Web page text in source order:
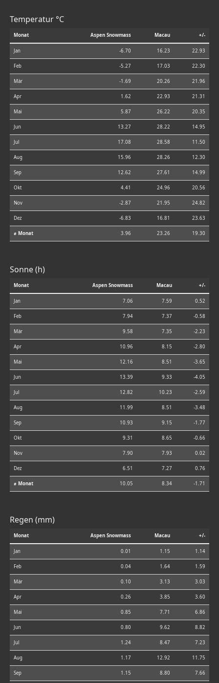
Temperatur °C
Monat Aspen Snowmass Macau +/-
Jan -6.70 16.23 22.93
Feb -5.27 17.03 22.30
Mär -1.69 20.26 21.96
Apr 1.62 22.93 21.31
Mai 5.87 26.22 20.35
Jun 13.27 28.22 14.95
Jul 17.08 28.58 11.50
Aug 15.96 28.26 12.30
Sep 12.62 27.61 14.99
Okt 4.41 24.96 20.56
Nov -2.87 21.95 24.82
Dez -6.83 16.81 23.63
⌀ Monat 3.96 23.26 19.30
Sonne (h)
Monat Aspen Snowmass Macau +/-
Jan 7.06 7.59 0.52
Feb 7.94 7.37 -0.58
Mär 9.58 7.35 -2.23
Apr 10.96 8.15 -2.80
Mai 12.16 8.51 -3.65
Jun 13.39 9.33 -4.05
Jul 12.82 10.23 -2.59
Aug 11.99 8.51 -3.48
Sep 10.93 9.15 -1.77
Okt 9.31 8.65 -0.66
Nov 7.90 7.93 0.02
Dez 6.51 7.27 0.76
⌀ Monat 10.05 8.34 -1.71
Regen (mm)
Monat Aspen Snowmass Macau +/-
Jan 0.01 1.15 1.14
Feb 0.04 1.64 1.59
Mär 0.10 3.13 3.03
Apr 0.26 3.85 3.60
Mai 0.85 7.71 6.86
Jun 0.80 9.62 8.82
Jul 1.24 8.47 7.23
Aug 1.17 12.92 11.75
Sep 1.15 8.80 7.66